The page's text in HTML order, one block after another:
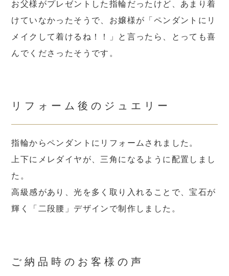
お父様がプレゼントした指輪だったけど、あまり着
けていなかったそうで、お嬢様が「ペンダントにリ
メイクして着けるね！！」と言ったら、とっても喜
んでくださったそうです。
リフォーム後のジュエリー
指輪からペンダントにリフォームされました。
上下にメレダイヤが、三角になるように配置しまし
た。
高級感があり、光を多く取り入れることで、宝石が
輝く「二段腰」デザインで制作しました。
ご納品時のお客様の声